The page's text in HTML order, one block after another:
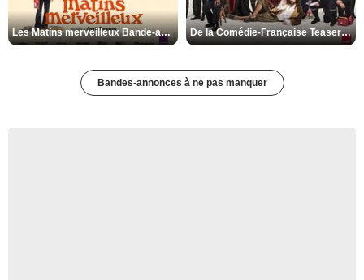
Les Matins merveilleux Bande-annonce VF De la Comédie-Française Teaser VF
Bandes-annonces à ne pas manquer